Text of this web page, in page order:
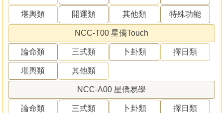
堪輿類 開運類 其他類 特殊功能
NCC-T00 星僑Touch
論命類 三式類 卜卦類 擇日類
堪輿類 其他類
NCC-A00 星僑易學
論命類 三式類 卜卦類 擇日類